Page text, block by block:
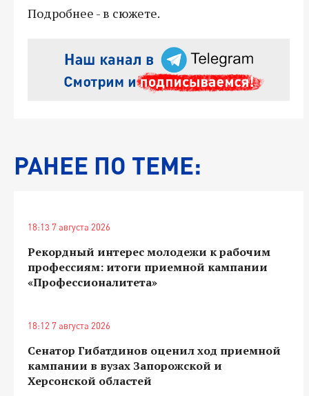
Подробнее - в сюжете.
РАНЕЕ ПО ТЕМЕ:
18:13 7 августа 2026
Рекордный интерес молодежи к рабочим
профессиям: итоги приемной кампании
«Профессионалитета»
18:12 7 августа 2026
Сенатор Гибатдинов оценил ход приемной
кампании в вузах Запорожской и
Херсонской областей